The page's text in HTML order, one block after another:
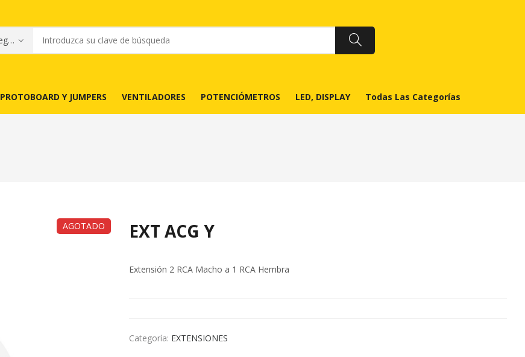
PROTOBOARD Y JUMPERS VENTILADORES POTENCIÓMETROS LED, DISPLAY Todas Las Categorías
AGOTADO EXT ACG Y
Extensión 2 RCA Macho a 1 RCA Hembra
Categoría: EXTENSIONES